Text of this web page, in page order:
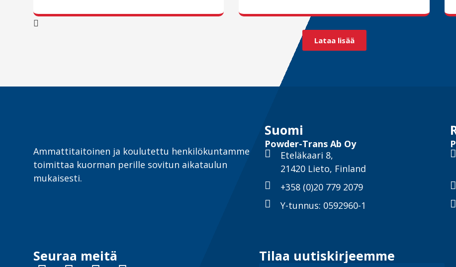
Lataa lisää
Ammattitaitoinen ja koulutettu henkilökuntamme
toimittaa kuorman perille sovitun aikataulun
mukaisesti.
Suomi
Powder-Trans Ab Oy
Eteläkaari 8,
21420 Lieto, Finland
+358 (0)20 779 2079
Y-tunnus: 0592960-1
Seuraa meitä Tilaa uutiskirjeemme